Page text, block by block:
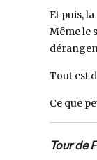
Et puis,
Même le
Tout est
Ce que
Tour de